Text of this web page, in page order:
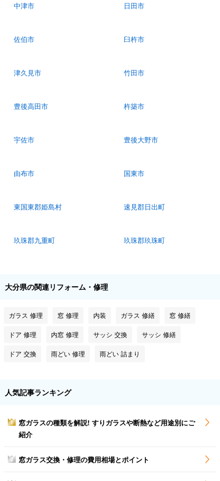
中津市 日田市
佐伯市 臼杵市
津久見市 竹田市
豊後高田市 杵築市
宇佐市 豊後大野市
由布市 国東市
東国東郡姫島村 速見郡日出町
玖珠郡九重町 玖珠郡玖珠町
大分県の関連リフォーム・修理
ガラス 修理 窓 修理 内装 ガラス 修繕 窓 修繕
ドア 修理 内窓 修理 サッシ 交換 サッシ 修繕
ドア 交換 雨どい 修理 雨どい 詰まり
人気記事ランキング
1
窓ガラスの種類を解説! すりガラスや断熱など用途別にご
紹介
2 窓ガラス交換・修理の費用相場とポイント